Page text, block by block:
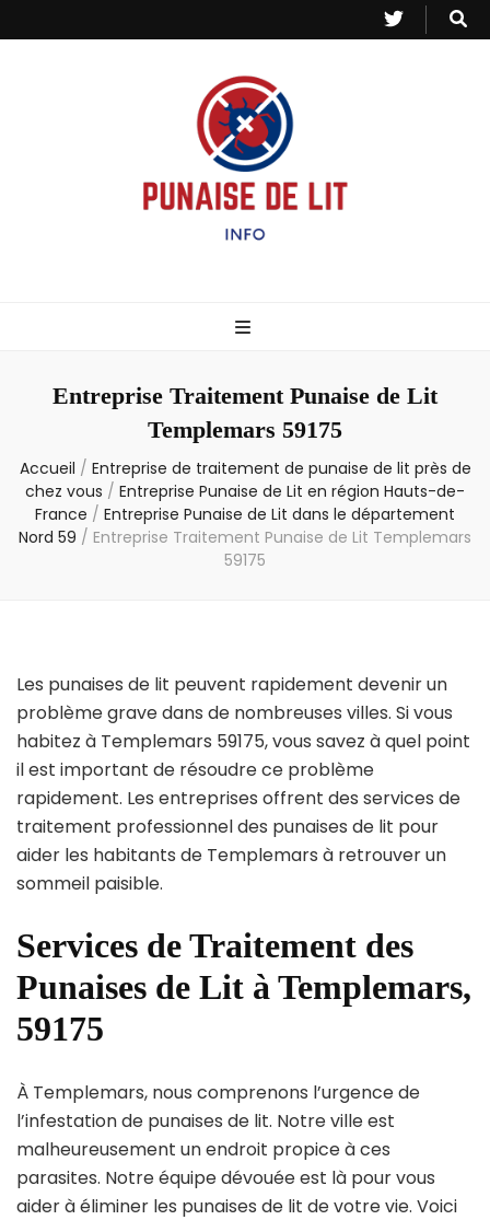
– Info
Entreprise Traitement Punaise de Lit
Templemars 59175
Accueil / Entreprise de traitement de punaise de lit près de
chez vous / Entreprise Punaise de Lit en région Hauts-de-
France / Entreprise Punaise de Lit dans le département
Nord 59 / Entreprise Traitement Punaise de Lit Templemars
59175
Les punaises de lit peuvent rapidement devenir un
problème grave dans de nombreuses villes. Si vous
habitez à Templemars 59175, vous savez à quel point
il est important de résoudre ce problème
rapidement. Les entreprises offrent des services de
traitement professionnel des punaises de lit pour
aider les habitants de Templemars à retrouver un
sommeil paisible.
Services de Traitement des
Punaises de Lit à Templemars,
59175
À Templemars, nous comprenons l’urgence de
l’infestation de punaises de lit. Notre ville est
malheureusement un endroit propice à ces
parasites. Notre équipe dévouée est là pour vous
aider à éliminer les punaises de lit de votre vie. Voici